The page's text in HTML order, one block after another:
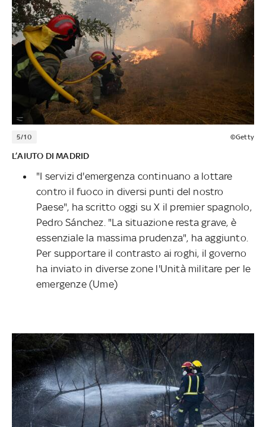
5/10 ©Getty
L’AIUTO DI MADRID
"I servizi d'emergenza continuano a lottare
contro il fuoco in diversi punti del nostro
Paese", ha scritto oggi su X il premier spagnolo,
Pedro Sánchez. "La situazione resta grave, è
essenziale la massima prudenza", ha aggiunto.
Per supportare il contrasto ai roghi, il governo
ha inviato in diverse zone l'Unità militare per le
emergenze (Ume)